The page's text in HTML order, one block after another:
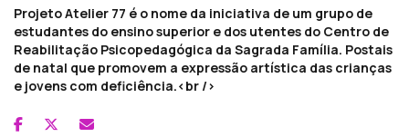
Projeto Atelier 77 é o nome da iniciativa de um grupo de
estudantes do ensino superior e dos utentes do Centro de
Reabilitação Psicopedagógica da Sagrada Família. Postais
de natal que promovem a expressão artística das crianças
e jovens com deficiência.<br />